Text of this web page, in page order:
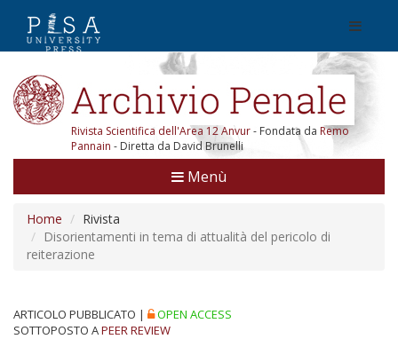
Rivista Scientifica dell'Area 12 Anvur- Fondata da Remo
Pannain - Diretta da David Brunelli
Menù
Home
Rivista
Disorientamenti in tema di attualità del pericolo di
reiterazione
ARTICOLO PUBBLICATO |
OPEN ACCESS
SOTTOPOSTO APEER REVIEW